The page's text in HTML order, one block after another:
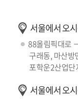
서울에서 오
88올림픽대로
구래동, 마산
포학운2산업
서울에서 오